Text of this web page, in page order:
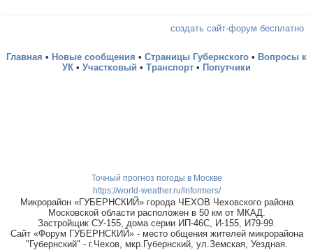
создать сайт-форум бесплатно
Главная • Новые сообщения • Страницы Губернского • Вопросы к
УК • Участковый • Транспорт • Попутчики
Точный прогноз погоды в Москве
https://world-weather.ru/informers/
Микрорайон «ГУБЕРНСКИЙ» города ЧЕХОВ Чеховского района
Московской области расположен в 50 км от МКАД.
Застройщик СУ-155, дома серии ИП-46С, И-155, И79-99.
Сайт «Форум ГУБЕРНСКИЙ» - место общения жителей микрорайона
"Губернский" - г.Чехов, мкр.Губернский, ул.Земская, Уездная.